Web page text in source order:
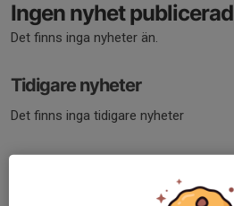
Ingen nyhet publicerad
Det finns inga nyheter än.
Tidigare nyheter
Det finns inga tidigare nyheter